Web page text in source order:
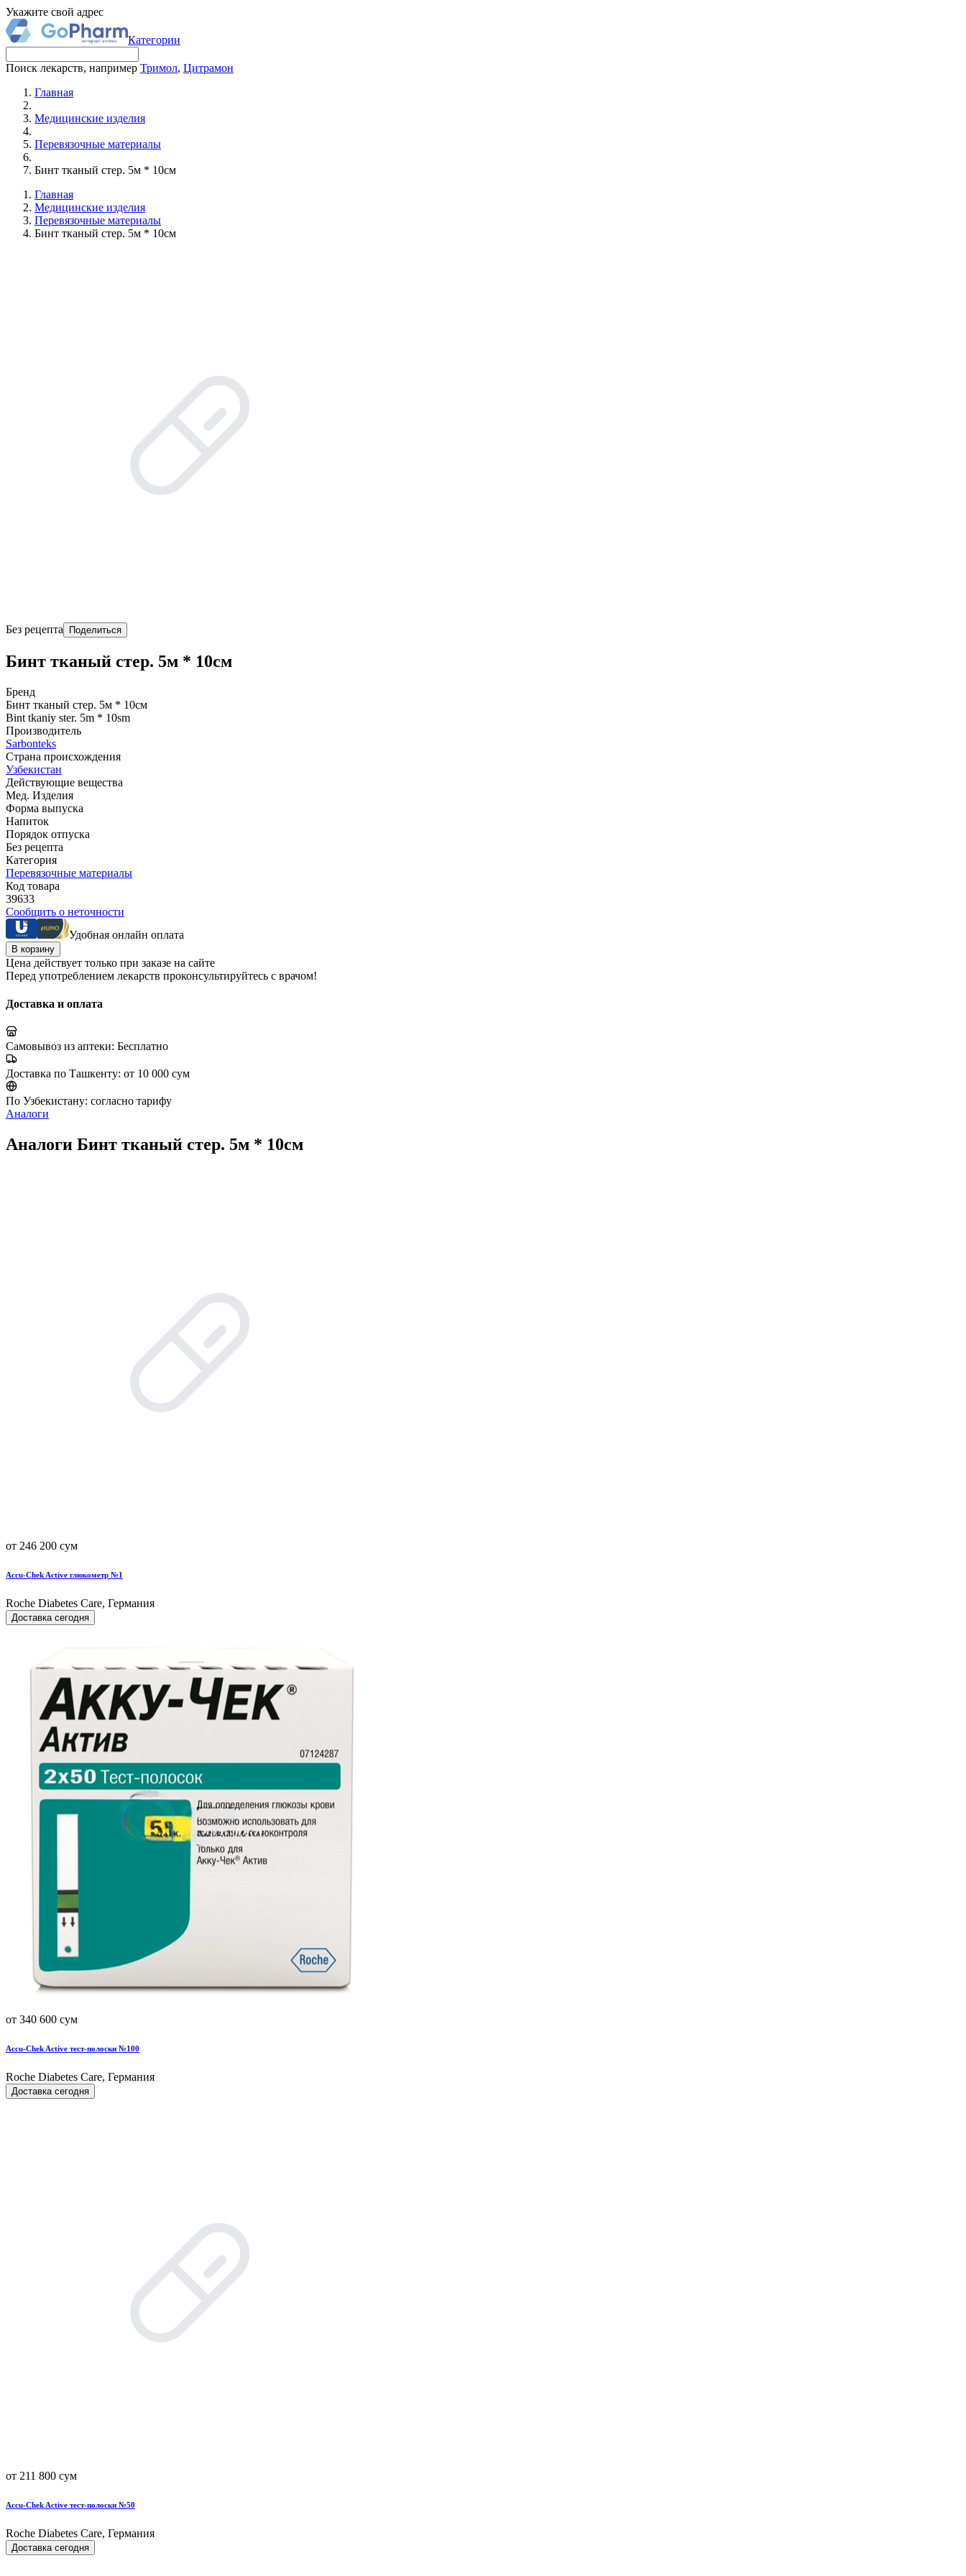
Укажите свой адрес
Категории
Поиск лекарств, например Тримол, Цитрамон
Главная
Медицинские изделия
Перевязочные материалы
Бинт тканый стер. 5м * 10см
Главная
Медицинские изделия
Перевязочные материалы
Бинт тканый стер. 5м * 10см
Без рецепта Поделиться
Бинт тканый стер. 5м * 10см
Бренд
Бинт тканый стер. 5м * 10см
Bint tkaniy ster. 5m * 10sm
Производитель
Sarbonteks
Страна происхождения
Узбекистан
Действующие вещества
Мед. Изделия
Форма выпуска
Напиток
Порядок отпуска
Без рецепта
Категория
Перевязочные материалы
Код товара
39633
Сообщить о неточности
Удобная онлайн оплата
В корзину
Цена действует только при заказе на сайте
Перед употреблением лекарств проконсультируйтесь с врачом!
Доставка и оплата
Самовывоз из аптеки: Бесплатно
Доставка по Ташкенту: от 10 000 сум
По Узбекистану: согласно тарифу
Аналоги
Аналоги Бинт тканый стер. 5м * 10см
от 246 200 сум
Accu-Chek Active глюкометр №1
Roche Diabetes Care, Германия
Доставка сегодня
от 340 600 сум
Accu-Chek Active тест-полоски №100
Roche Diabetes Care, Германия
Доставка сегодня
от 211 800 сум
Accu-Chek Active тест-полоски №50
Roche Diabetes Care, Германия
Доставка сегодня